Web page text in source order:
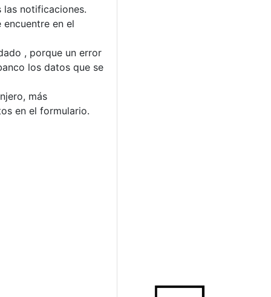
notificaciones.
en el
, porque un error
los datos que se
más
en el formulario.